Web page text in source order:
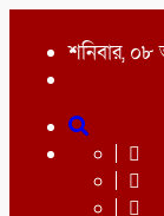
শনিবার, ০৮